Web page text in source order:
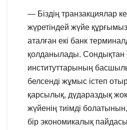
— Біздің транзакциялар
жүретіндей жүйе
аталған екі банк
қолданылады.
институттарының
белсенді жұмыс істеп
қарсылық, дүдараздық
жүйенің тиімді болатынын,
бір экономикалық